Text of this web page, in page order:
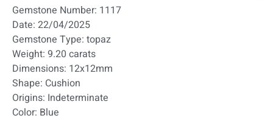
Gemstone Number: 1117
Date: 22/04/2025
Gemstone Type: topaz
Weight: 9.20 carats
Dimensions: 12x12mm
Shape: Cushion
Origins: Indeterminate
Color: Blue